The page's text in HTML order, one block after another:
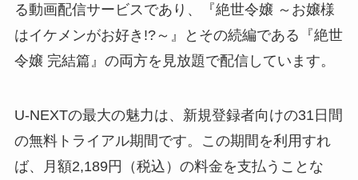
る動画配信サービスであり、『絶世令嬢 ～お嬢様
はイケメンがお好き!?～』とその続編である『絶世
令嬢 完結篇』の両方を見放題で配信しています。
U-NEXTの最大の魅力は、新規登録者向けの31日間
の無料トライアル期間です。この期間を利用すれ
ば、月額2,189円（税込）の料金を支払うことな